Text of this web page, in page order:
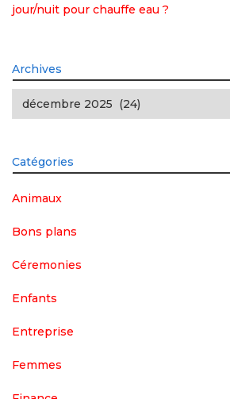
jour/nuit pour chauffe eau ?
Archives
Archives
Catégories
Animaux
Bons plans
Céremonies
Enfants
Entreprise
Femmes